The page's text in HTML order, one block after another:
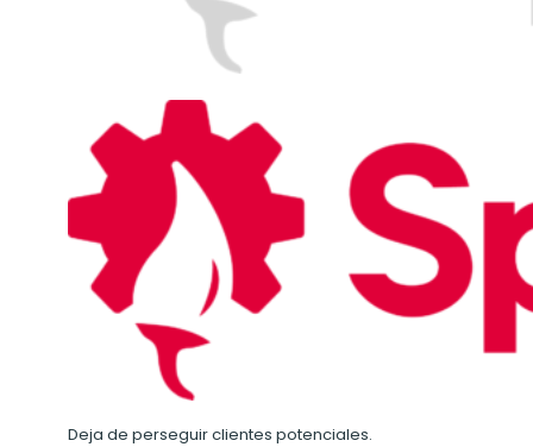
Deja de perseguir clientes potenciales.